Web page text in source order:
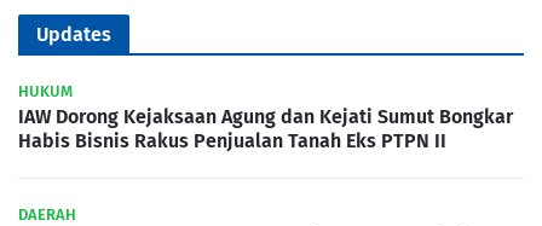
Updates
HUKUM
IAW Dorong Kejaksaan Agung dan Kejati Sumut Bongkar
Habis Bisnis Rakus Penjualan Tanah Eks PTPN II
DAERAH